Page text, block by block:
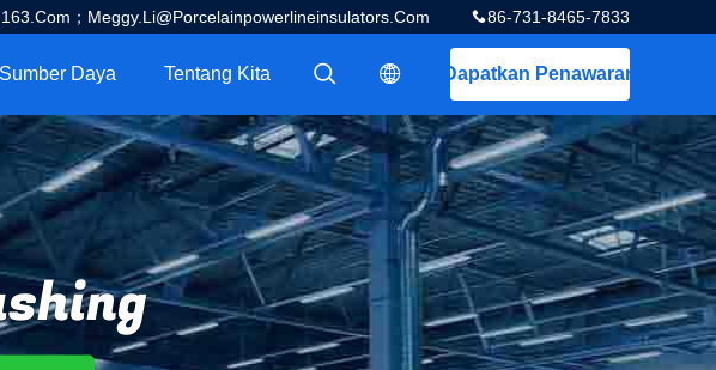
86-731-8465-7833
；Meggy.Li@porcelainpowerlineinsulators.com
Dapatkan Penawaran
描述
描述
Sumber Daya Tentang Kita